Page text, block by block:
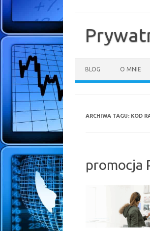
treści
BLOG O MNIE
ARCHIWA TAGU: KOD
promocja